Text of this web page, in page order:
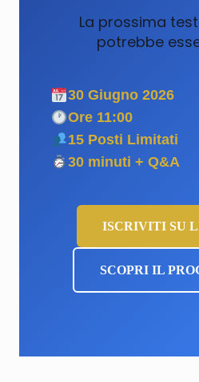
La prossima
potrebbe
30 Giugno 2026
Ore 11:00
15 Posti Limitati
30 minuti + Q&A
ISCRIVITI SU
SCOPRI IL